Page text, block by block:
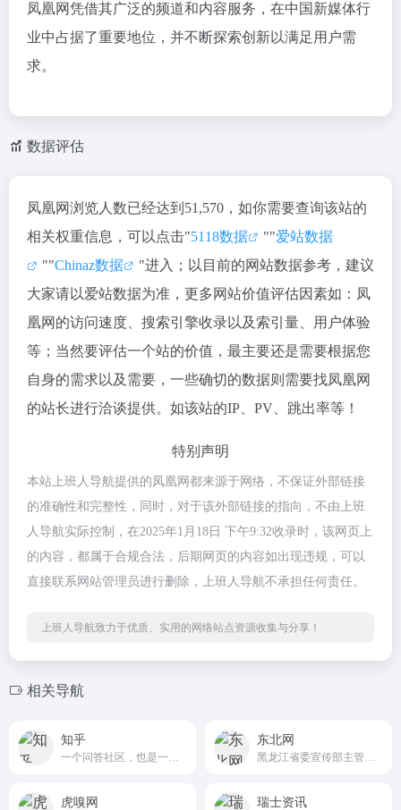
凤凰网凭借其广泛的频道和内容服务，在中国新媒体行
业中占据了重要地位，并不断探索创新以满足用户需
求。
数据评估
凤凰网浏览人数已经达到51,570，如你需要查询该站的
相关权重信息，可以点击"5118数据 ""爱站数据
""Chinaz数据
"进入；以目前的网站数据参考，建议
大家请以爱站数据为准，更多网站价值评估因素如：凤
凰网的访问速度、搜索引擎收录以及索引量、用户体验
等；当然要评估一个站的价值，最主要还是需要根据您
自身的需求以及需要，一些确切的数据则需要找凤凰网
的站长进行洽谈提供。如该站的IP、PV、跳出率等！
特别声明
本站上班人导航提供的凤凰网都来源于网络，不保证外部链接
的准确性和完整性，同时，对于该外部链接的指向，不由上班
人导航实际控制，在2025年1月18日 下午9:32收录时，该网页上
的内容，都属于合规合法，后期网页的内容如出现违规，可以
直接联系网站管理员进行删除，上班人导航不承担任何责任。
上班人导航致力于优质、实用的网络站点资源收集与分享！
相关导航
知乎 东北网
虎嗅网 瑞士资讯